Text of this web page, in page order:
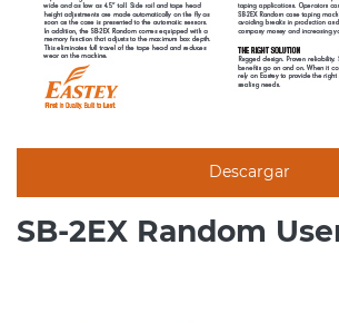
Descargar
SB-2EX Random